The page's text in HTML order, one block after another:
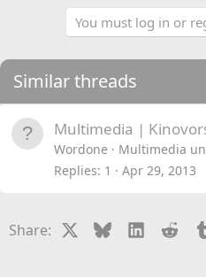
You must log in or
Similar threads
Multimedia |
Wordone
Multimedia
Replies 1 Apr 29, 2013
Share: BlueskyLinkedIn